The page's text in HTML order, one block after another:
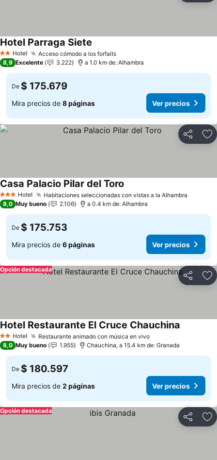
2 Estrellas
Hotel Acceso cómodo a los forfaits
Hotel Parraga Siete
8,9 Excelente 3.222 a 1.0 km de: Alhambra
De $ 175.679
Mira precios de 8 páginas Ver precios
Compartir
3 Estrellas
Hotel Habitaciones seleccionadas con vistas a la Alhambra
Casa Palacio Pilar del Toro
8,0 Muy bueno 2.106 a 0.4 km de: Alhambra
De $ 175.753
Mira precios de 6 páginas Ver precios
Compartir
Opción destacada
2 Estrellas
Hotel Restaurante animado con música en vivo
Hotel Restaurante El Cruce Chauchina
8,0 Muy bueno 1.955 Chauchina, a 15.4 km de: Granada
De $ 180.597
Mira precios de 2 páginas Ver precios
Compartir
Opción destacada